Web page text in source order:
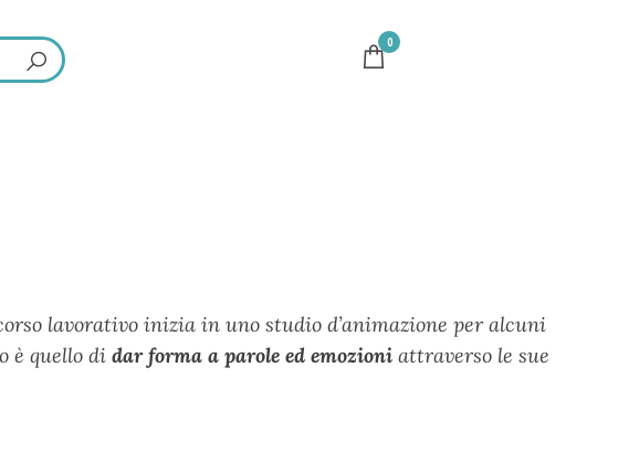
0
lavorativo inizia in uno studio d’animazione per alcuni
è quello didar forma a parole ed emozioni attraverso le sue